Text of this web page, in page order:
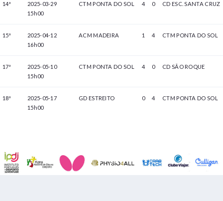
14ª
2025-03-29
15h00
CTM PONTA DO SOL 4 0 CD ESC. SANTA CRUZ
15ª
2025-04-12
16h00
ACM MADEIRA 1 4 CTM PONTA DO SOL
17ª
2025-05-10
15h00
CTM PONTA DO SOL 4 0 CD SÃO ROQUE
18ª
2025-05-17
15h00
GD ESTREITO 0 4 CTM PONTA DO SOL